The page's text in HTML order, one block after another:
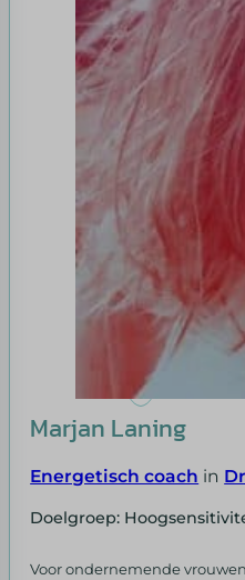
Marjan Laning
Energetisch coach in
Doelgroep:
Voor ondernemende